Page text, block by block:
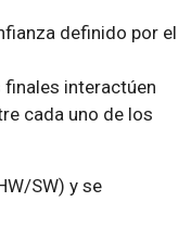
definido por el
interactúen
cada uno de los
SW) y se